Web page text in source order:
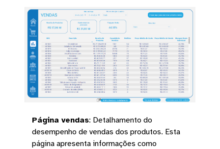
Página vendas: Detalhamento do
desempenho de vendas dos produtos. Esta
página apresenta informações como